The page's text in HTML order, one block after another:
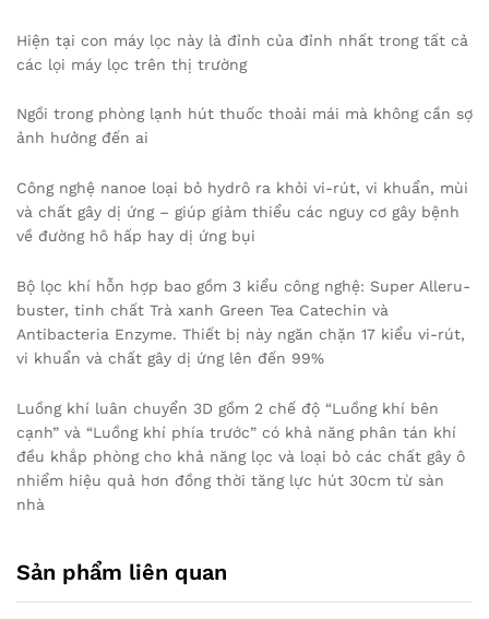
Hiện tại con máy lọc này là đỉnh của đỉnh nhất trong tất cả
các lọi máy lọc trên thị trường
Ngồi trong phòng lạnh hút thuốc thoải mái mà không cần sợ
ảnh hưởng đến ai
Công nghệ nanoe loại bỏ hydrô ra khỏi vi-rút, vi khuẩn, mùi
và chất gây dị ứng – giúp giảm thiểu các nguy cơ gây bệnh
về đường hô hấp hay dị ứng bụi
Bộ lọc khí hỗn hợp bao gồm 3 kiểu công nghệ: Super Alleru-
buster, tinh chất Trà xanh Green Tea Catechin và
Antibacteria Enzyme. Thiết bị này ngăn chặn 17 kiểu vi-rút,
vi khuẩn và chất gây dị ứng lên đến 99%
Luồng khí luân chuyển 3D gồm 2 chế độ “Luồng khí bên
cạnh” và “Luồng khí phía trước” có khả năng phân tán khí
đều khắp phòng cho khả năng lọc và loại bỏ các chất gây ô
nhiểm hiệu quả hơn đồng thời tăng lực hút 30cm từ sàn
nhà
Sản phẩm liên quan